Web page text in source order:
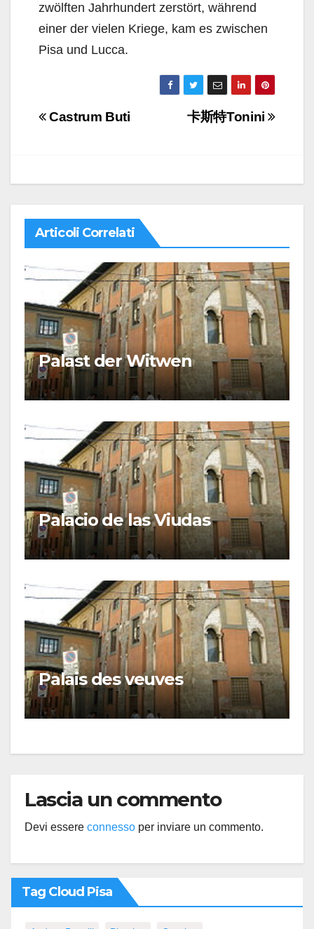
zwölften Jahrhundert zerstört, während
einer der vielen Kriege, kam es zwischen
Pisa und Lucca.
Navigazione
卡斯特Tonini
Castrum Buti
Articoli Correlati
Palast der Witwen
Palacio de las Viudas
Palais des veuves
Lascia un commento
Devi essere connesso per inviare un commento.
Tag Cloud Pisa